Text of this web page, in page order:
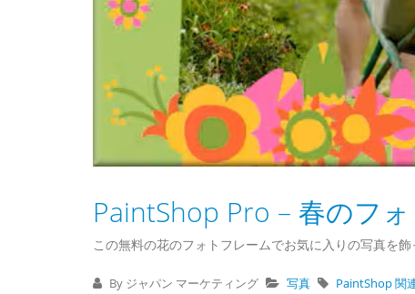
PaintShop Pro – 春のフ
この無料の花のフォトフレームでお気に入りの写真を
By ジャパン マーケティング 写真 PaintShop 関